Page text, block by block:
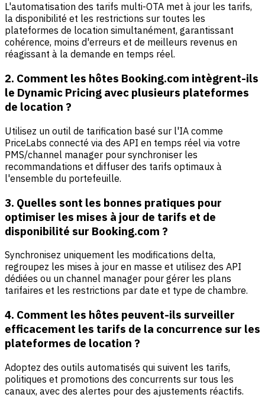
L'automatisation des tarifs multi-OTA met à jour les tarifs,
la disponibilité et les restrictions sur toutes les
plateformes de location simultanément, garantissant
cohérence, moins d'erreurs et de meilleurs revenus en
réagissant à la demande en temps réel.
2. Comment les hôtes Booking.com intègrent-ils
le Dynamic Pricing avec plusieurs plateformes
de location ?
Utilisez un outil de tarification basé sur l'IA comme
PriceLabs connecté via des API en temps réel via votre
PMS/channel manager pour synchroniser les
recommandations et diffuser des tarifs optimaux à
l'ensemble du portefeuille.
3. Quelles sont les bonnes pratiques pour
optimiser les mises à jour de tarifs et de
disponibilité sur Booking.com ?
Synchronisez uniquement les modifications delta,
regroupez les mises à jour en masse et utilisez des API
dédiées ou un channel manager pour gérer les plans
tarifaires et les restrictions par date et type de chambre.
4. Comment les hôtes peuvent-ils surveiller
efficacement les tarifs de la concurrence sur les
plateformes de location ?
Adoptez des outils automatisés qui suivent les tarifs,
politiques et promotions des concurrents sur tous les
canaux, avec des alertes pour des ajustements réactifs.